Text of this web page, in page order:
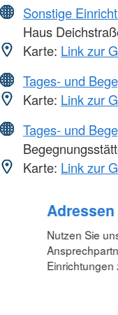
Sonstige
Haus
Karte: Link zur
Tages- und
Karte: Link zur
Tages- und
Karte: Link zur
Adressen
Nutzen Sie
Einrichtungen